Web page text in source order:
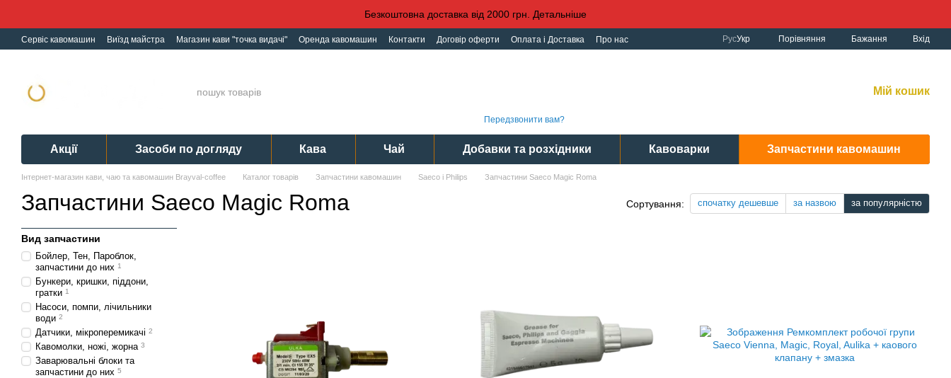
Безкоштовна доставка від 2000 грн. Детальніше
Сервіс кавомашин Виїзд майстра Магазин кави "точка видачі" Оренда кавомашин Контакти Договір оферти Оплата і Доставка
Про нас
РусУкр Порівняння Бажання Вхід
Передзвонити вам?
Мій кошик
Акції Засоби по догляду Кава Чай Добавки та розхідники Кавоварки Запчастини кавомашин
Інтернет-магазин кави, чаю та кавомашин Brayval-coffee Каталог товарів Запчастини кавомашин Saeco і Philips Запчастини Saeco Magic Roma
Запчастини Saeco Magic Roma Сортування: спочатку дешевше за назвою за популярністю
Вид запчастини
Бойлер, Тен, Пароблок,
запчастини до них 1
Бункери, кришки, піддони,
гратки 1
Насоси, помпи, лічильники
води 2
Датчики, мікроперемикачі 2
Кавомолки, ножі, жорна 3
Заварювальні блоки та
запчастини до них 5